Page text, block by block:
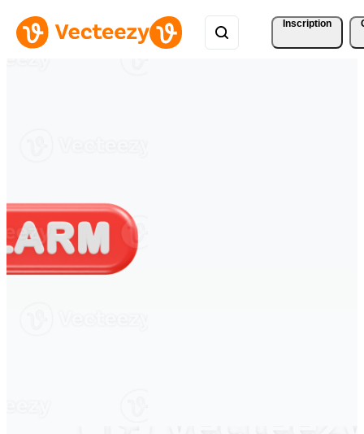
Inscription